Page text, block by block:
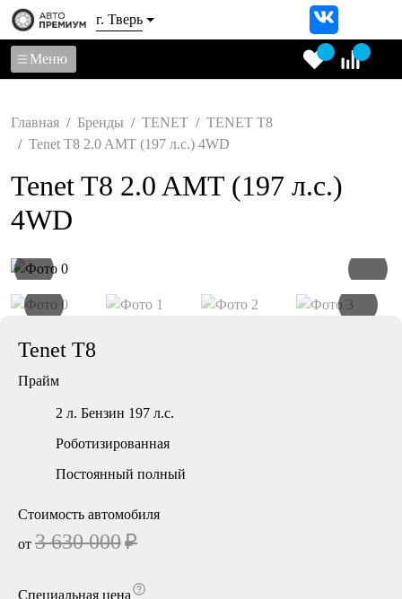
г. Тверь
Меню
Главная Бренды TENET
TENET Т8
Tenet T8 2.0 AMT (197 л.с.) 4WD
Tenet T8 2.0 AMT (197 л.с.)
4WD
Tenet T8
Прайм
2 л. Бензин 197 л.с.
Роботизированная
Постоянный полный
Стоимость автомобиля
от 3 630 000₽
Специальная цена